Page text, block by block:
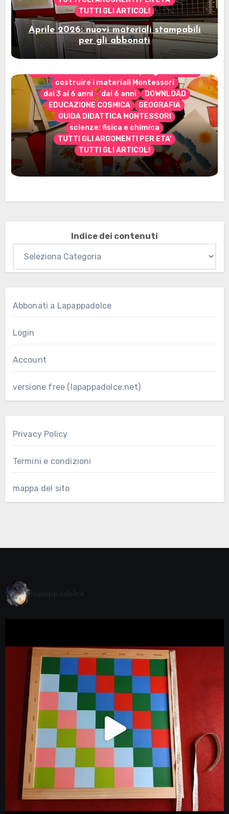
TUTTI GLI ARTICOLI
Aprile 2026: nuovi materiali stampabili
per gli abbonati
costruire i materiali Montessori
dai 3 ai 6 anni
dai 6 anni
DOWNLOAD
EDUCAZIONE COSMICA
GEOGRAFIA
GUIDA DIDATTICA MONTESSORI
scienze: fisica e chimica
TUTTI GLI ARGOMENTI PER ETA'
TUTTI GLI ARTICOLI
Marzo 2026: nuovi materiali stampabili
per gli abbonati
Indice dei contenuti
Abbonati a Lapappadolce
Login
Account
versione free (lapappadolce.net)
Privacy Policy
Termini e condizioni
mappa del sito